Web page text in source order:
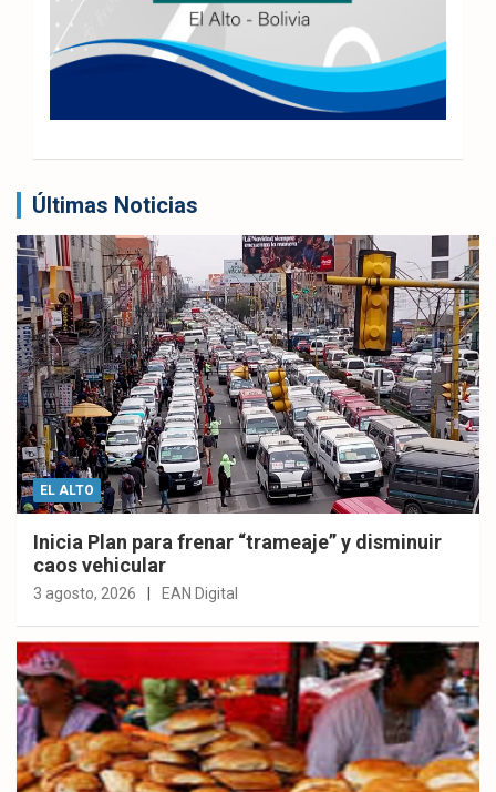
Últimas Noticias
EL ALTO
Inicia Plan para frenar “trameaje” y disminuir
caos vehicular
3 agosto, 2026 EAN Digital